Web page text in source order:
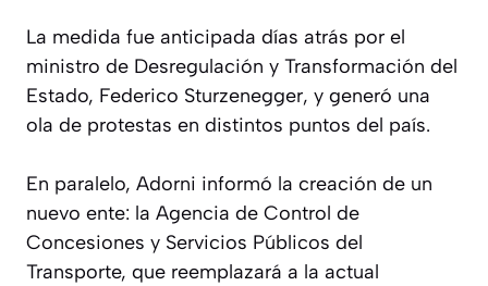
La medida fue anticipada días atrás por el
ministro de Desregulación y Transformación del
Estado, Federico Sturzenegger, y generó una
ola de protestas en distintos puntos del país.
En paralelo, Adorni informó la creación de un
nuevo ente: la Agencia de Control de
Concesiones y Servicios Públicos del
Transporte, que reemplazará a la actual